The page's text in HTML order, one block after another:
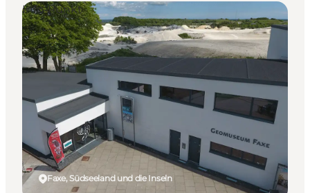
Faxe, Südseeland und die Inseln
Info-Punkt